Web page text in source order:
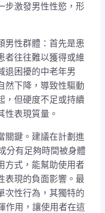
步激發男性性慾，形
男性群體：首先是患
者往往難以獲得或維
退困擾的中老年男
然下降，導致性驅動
，但硬度不足或持續
性表現質量。
關鍵。建議在計劃進
分有足夠時間被身體
方式，能幫助使用者
表現的負面影響。最
次性行為，其獨特的
作用，讓使用者在這